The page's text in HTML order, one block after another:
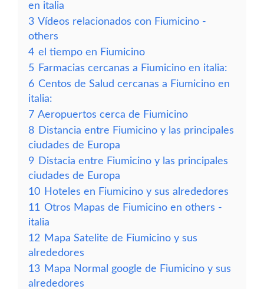
en italia
3 Vídeos relacionados con Fiumicino -
others
4 el tiempo en Fiumicino
5 Farmacias cercanas a Fiumicino en italia:
6 Centos de Salud cercanas a Fiumicino en
italia:
7 Aeropuertos cerca de Fiumicino
8 Distancia entre Fiumicino y las principales
ciudades de Europa
9 Distacia entre Fiumicino y las principales
ciudades de Europa
10 Hoteles en Fiumicino y sus alrededores
11 Otros Mapas de Fiumicino en others -
italia
12 Mapa Satelite de Fiumicino y sus
alrededores
13 Mapa Normal google de Fiumicino y sus
alrededores